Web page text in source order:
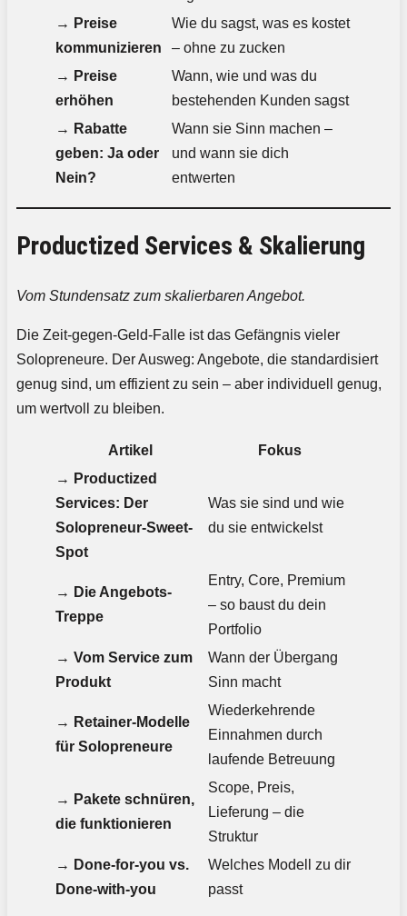
→ Preise
kommunizieren
Wie du sagst, was es kostet
– ohne zu zucken
→ Preise
erhöhen
Wann, wie und was du
bestehenden Kunden sagst
→ Rabatte
geben: Ja oder
Nein?
Wann sie Sinn machen –
und wann sie dich
entwerten
Productized Services & Skalierung
Vom Stundensatz zum skalierbaren Angebot.
Die Zeit-gegen-Geld-Falle ist das Gefängnis vieler
Solopreneure. Der Ausweg: Angebote, die standardisiert
genug sind, um effizient zu sein – aber individuell genug,
um wertvoll zu bleiben.
Artikel
Fokus
→ Productized
Services: Der
Solopreneur-Sweet-
Spot
Was sie sind und wie
du sie entwickelst
→ Die Angebots-
Treppe
Entry, Core, Premium
– so baust du dein
Portfolio
→ Vom Service zum
Produkt
Wann der Übergang
Sinn macht
→ Retainer-Modelle
für Solopreneure
Wiederkehrende
Einnahmen durch
laufende Betreuung
→ Pakete schnüren,
die funktionieren
Scope, Preis,
Lieferung – die
Struktur
→ Done-for-you vs.
Done-with-you
Welches Modell zu dir
passt